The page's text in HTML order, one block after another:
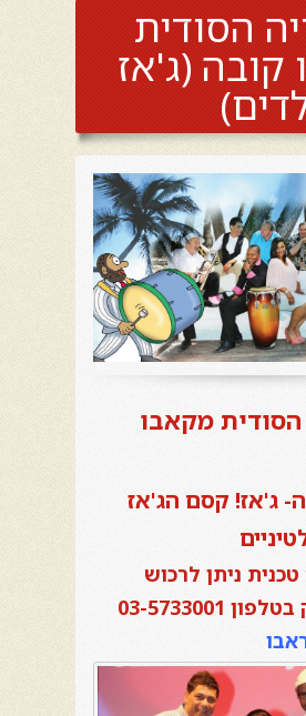
הסודית
קובה (ג'אז
מקאבו
ג'אז! קסם הג'אז
ניתן לרכוש
כרטיסים רק בטלפון 03-5733001